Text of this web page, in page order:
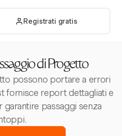
Registrati gratis
di Progetto
possono portare a errori
fornisce report dettagliati e
passaggi senza